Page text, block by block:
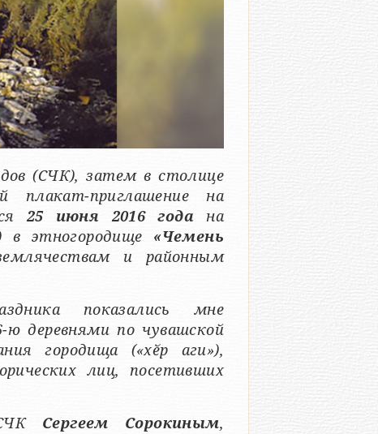
(СЧК), затем в столице
плакат-приглашение на
25 июня 2016 годана
в этногородище «Чемень
и районным
показались мне
деревнями по чувашской
городища («хӗр аги»),
лиц, посетивших
Сергеем Сорокиным,